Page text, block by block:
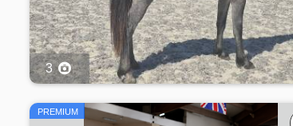
3
PREMIUM